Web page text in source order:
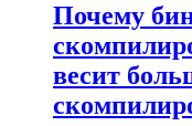
Почему
весит